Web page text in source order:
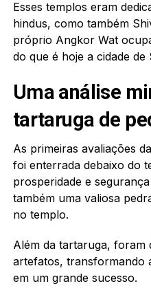
Esses templos eram
hindus, como também
próprio Angkor Wat
do que é hoje a cidade de
Uma análise
tartaruga de
As primeiras avaliações
foi enterrada debaixo do
prosperidade e
também uma valiosa
no templo.
Além da tartaruga,
artefatos, transformando
em um grande sucesso.